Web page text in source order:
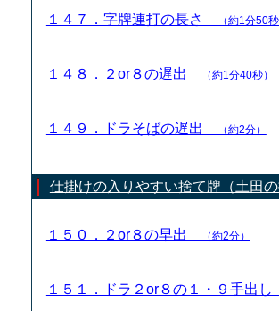
１４７．字牌連打の長さ （約1分50秒
１４８．２or８の遅出 （約1分40秒）
１４９．ドラそばの遅出 （約2分）
仕掛けの入りやすい捨て牌（土田の
１５０．２or８の早出 （約2分）
１５１．ドラ２or８の１・９手出し